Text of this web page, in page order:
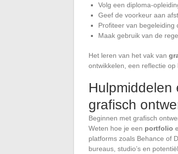
Volg een diploma-
Geef de voorkeur aan
Profiteer van
Maak gebruik van de
Het leren van het vak van
ontwikkelen, een reflectie
Hulpmiddelen
grafisch
Beginnen met grafisch
Weten hoe je een portfolio
platforms zoals Behance of
bureaus, studio’s en